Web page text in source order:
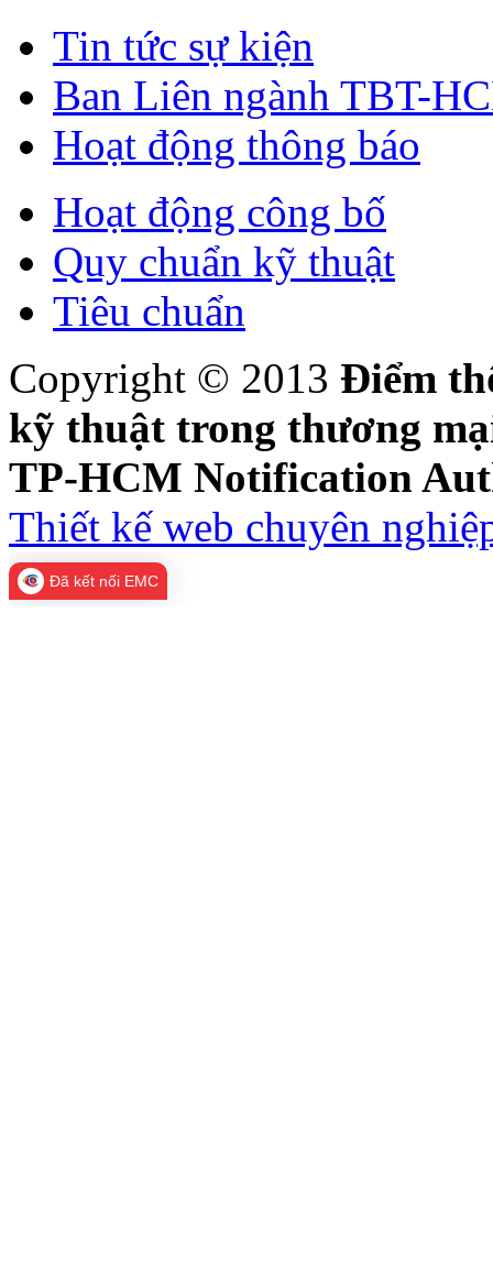
Tin tức sự kiện
Ban Liên ngành TBT-
Hoạt động thông báo
Hoạt động công bố
Quy chuẩn kỹ thuật
Tiêu chuẩn
Copyright © 2013 Điểm
kỹ thuật trong thương
TP-HCM Notification
Thiết kế web chuyên
Đã kết nối EMC